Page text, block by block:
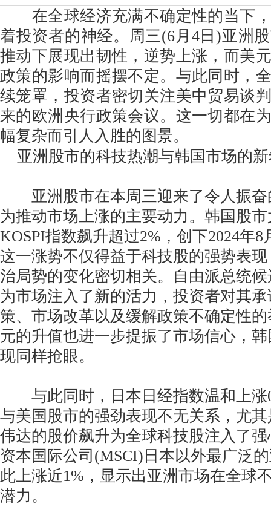
在全球经济充满不确定性的当下，
着投资者的神经。周三(6月4日)亚洲
推动下展现出韧性，逆势上涨，而美
政策的影响而摇摆不定。与此同时，
续笼罩，投资者密切关注美中贸易谈
来的欧洲央行政策会议。这一切都在
幅复杂而引人入胜的图景。
亚洲股市的科技热潮与韩国市场的
亚洲股市在本周三迎来了令人振奋
为推动市场上涨的主要动力。韩国股
KOSPI指数飙升超过2%，创下2024年
这一涨势不仅得益于科技股的强势表
治局势的变化密切相关。自由派总统
为市场注入了新的活力，投资者对其
策、市场改革以及缓解政策不确定性
元的升值也进一步提振了市场信心，
现同样抢眼。
与此同时，日本日经指数温和上涨
与美国股市的强劲表现不无关系，尤
伟达的股价飙升为全球科技股注入了
资本国际公司(MSCI)日本以外最广泛
此上涨近1%，显示出亚洲市场在全球
潜力。